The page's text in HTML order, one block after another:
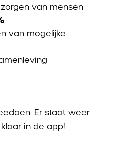
van mensen
van mogelijke
Er staat weer
in de app!